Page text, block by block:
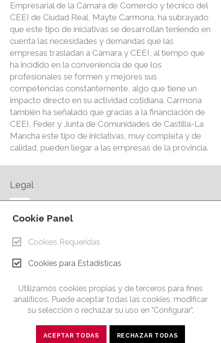
Empresarial de la Cámara de Comercio y técnico del
CEEI de Ciudad Real, Mayte Carmona, ha subrayado
que este tipo de iniciativas se desarrollan teniendo en
cuenta las necesidades y demandas que las
empresas trasladan a Cámara y CEEI, al tiempo que
ha incidido en la conveniencia de que los
profesionales se formen y mejores sus
competencias constantemente, algo que tiene un
impacto directo en su actividad cotidiana. Carmona
también ha señalado que gracias a la financiación de
CEEI, Feder y Junta de Comunidades de Castilla-La
Mancha este tipo de iniciativas, muy completa y de
calidad, pueden llegar a las empresas de la provincia.
Legal
AVISO LEGAL
CONTACTO
Cámara de Comercio e Industria de Ciudad Real. Todos los
derechos reservados. Prohibida la reproducción total o parcial
de los contenidos de esta web.
Cookie Panel
Cookies Requeridas
Cookies para Estadísticas
Utilizamos cookies propias y de terceros para fines
analíticos. Puede aceptar todas las cookies, modificar
su selección o rechazar su uso en "Configurar".
ACEPTAR TODAS RECHAZAR TODAS